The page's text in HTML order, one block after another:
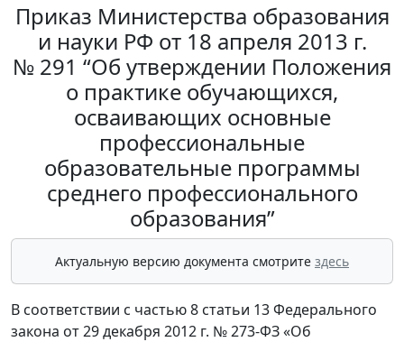
Приказ Министерства образования
и науки РФ от 18 апреля 2013 г.
№ 291 “Об утверждении Положения
о практике обучающихся,
осваивающих основные
профессиональные
образовательные программы
среднего профессионального
образования”
Актуальную версию документа смотрите здесь
В соответствии с частью 8 статьи 13 Федерального
закона от 29 декабря 2012 г. № 273-ФЗ «Об